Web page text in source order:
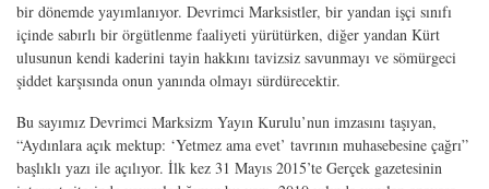
bir dönemde yayımlanıyor. Devrimci Marksistler, bir yandan işçi sınıfı
içinde sabırlı bir örgütlenme faaliyeti yürütürken, diğer yandan Kürt
ulusunun kendi kaderini tayin hakkını tavizsiz savunmayı ve sömürgeci
şiddet karşısında onun yanında olmayı sürdürecektir.
Bu sayımız Devrimci Marksizm Yayın Kurulu’nun imzasını taşıyan,
“Aydınlara açık mektup: ‘Yetmez ama evet’ tavrının muhasebesine çağrı”
başlıklı yazı ile açılıyor. İlk kez 31 Mayıs 2015’te Gerçek gazetesinin